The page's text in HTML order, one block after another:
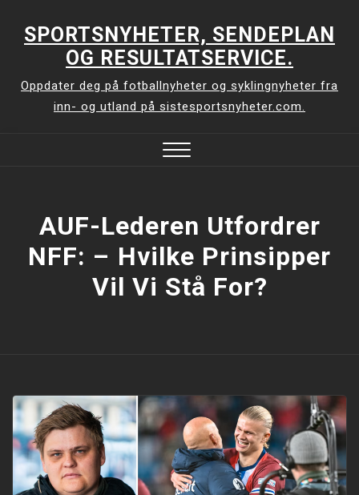
SPORTSNYHETER, SENDEPLAN
OG RESULTATSERVICE.
Oppdater deg på fotballnyheter og syklingnyheter fra
inn- og utland på sistesportsnyheter.com.
AUF-Lederen Utfordrer
NFF: –⁠ Hvilke Prinsipper
Vil Vi Stå For?